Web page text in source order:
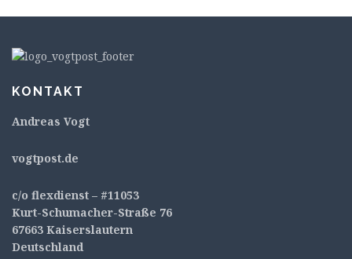
KONTAKT
Andreas Vogt
vogtpost.de
c/o flexdienst – #11053
Kurt-Schumacher-Straße 76
67663 Kaiserslautern
Deutschland